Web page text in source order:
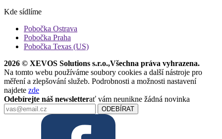
Kde sídlíme
Pobočka Ostrava
Pobočka Praha
Pobočka Texas (US)
2026 © XEVOS Solutions s.r.o.,Všechna práva vyhrazena.
Na tomto webu používáme soubory cookies a další nástroje pro
měření a zlepšování služeb. Podrobnosti a možnosti nastavení
najdete zde
Odebírejte náš newsletterať vám neunikne žádná novinka